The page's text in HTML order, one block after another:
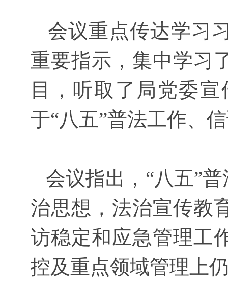
会议重点传达学习
重要指示，集中学习
目，听取了局党委
于“八五”普法工作、
会议指出，“八五”
治思想，法治宣传教
访稳定和应急管理工
控及重点领域管理上